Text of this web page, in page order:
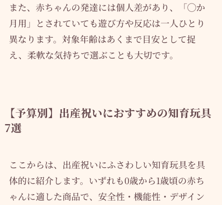
また、赤ちゃんの発達には個人差があり、「◯か
月用」とされていても遊び方や反応は一人ひとり
異なります。対象年齢はあくまで目安として捉
え、柔軟な気持ちで選ぶことも大切です。
【予算別】出産祝いにおすすめの知育玩具
7選
ここからは、出産祝いにふさわしい知育玩具を具
体的に紹介します。いずれも0歳から1歳頃の赤ち
ゃんに適した商品で、安全性・機能性・デザイン